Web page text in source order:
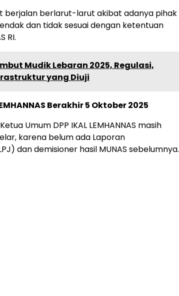
berjalan berlarut-larut akibat adanya pihak
dan tidak sesuai dengan ketentuan
RI.
Mudik Lebaran 2025, Regulasi,
yang Diuji
Berakhir 5 Oktober 2025
Umum DPP IKAL LEMHANNAS masih
karena belum ada Laporan
dan demisioner hasil MUNAS sebelumnya.